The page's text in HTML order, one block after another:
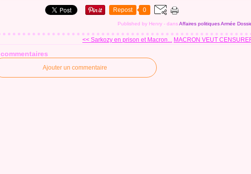
Repost 0
Published by Henry - dansAffaires politiquesArmée
<< Sarkozy en prison et Macron... MACRON VEUT
commentaires
Ajouter un commentaire